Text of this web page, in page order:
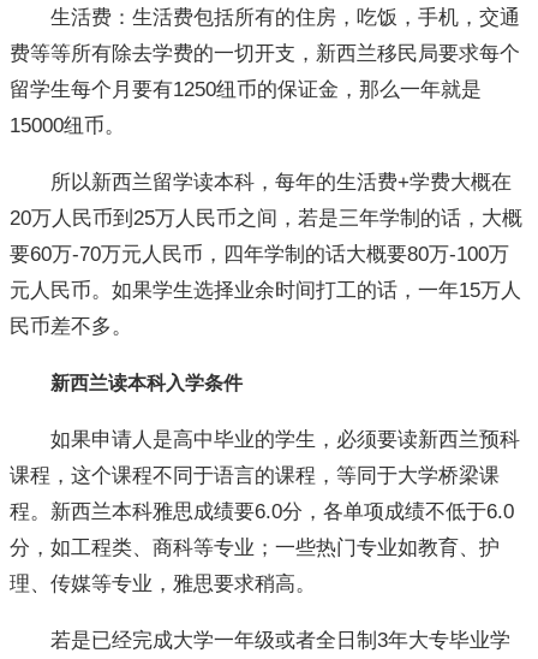
生活费：生活费包括所有的住房，吃饭，手机，交通
费等等所有除去学费的一切开支，新西兰移民局要求每个
留学生每个月要有1250纽币的保证金，那么一年就是
15000纽币。
所以新西兰留学读本科，每年的生活费+学费大概在
20万人民币到25万人民币之间，若是三年学制的话，大概
要60万-70万元人民币，四年学制的话大概要80万-100万
元人民币。如果学生选择业余时间打工的话，一年15万人
民币差不多。
新西兰读本科入学条件
如果申请人是高中毕业的学生，必须要读新西兰预科
课程，这个课程不同于语言的课程，等同于大学桥梁课
程。新西兰本科雅思成绩要6.0分，各单项成绩不低于6.0
分，如工程类、商科等专业；一些热门专业如教育、护
理、传媒等专业，雅思要求稍高。
若是已经完成大学一年级或者全日制3年大专毕业学